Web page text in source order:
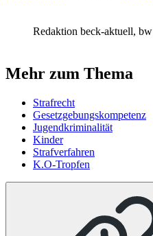
Redaktion beck-aktuell, bw
Mehr zum Thema
Strafrecht
Gesetzgebungskompetenz
Jugendkriminalität
Kinder
Strafverfahren
K.O-Tropfen